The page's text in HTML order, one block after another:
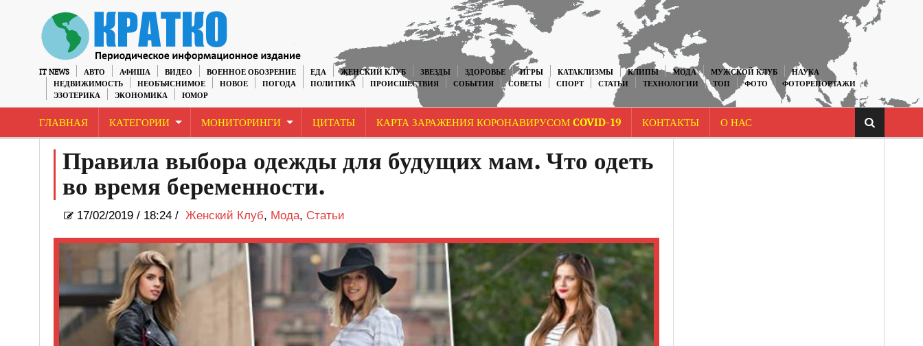
IT NEWS АВТО АФИША ВИДЕО ВОЕННОЕ ОБОЗРЕНИЕ ЕДА ЖЕНСКИЙ КЛУБ ЗВЕЗДЫ ЗДОРОВЬЕ ИГРЫ КАТАКЛИЗМЫ КЛИПЫ МОДА МУЖСКОЙ КЛУБ
НАУКА
НЕДВИЖИМОСТЬ
НЕОБЪЯСНИМОЕ НОВОЕ ПОГОДА ПОЛИТИКА ПРОИСШЕСТВИЯ СОБЫТИЯ СОВЕТЫ СПОРТ СТАТЬИ ТЕХНОЛОГИИ ТОП ФОТО
ФОТОРЕПОРТАЖИ
ЭЗОТЕРИКА
ЭКОНОМИКА ЮМОР
ГЛАВНАЯ КАТЕГОРИИ МОНИТОРИНГИ ЦИТАТЫ КАРТА ЗАРАЖЕНИЯ КОРОНАВИРУСОМ COVID-19 КОНТАКТЫ О НАС
Правила выбора одежды для будущих мам. Что одеть
во время беременности.
17/02/2019/ 18:24 / Женский Клуб, Мода, Статьи